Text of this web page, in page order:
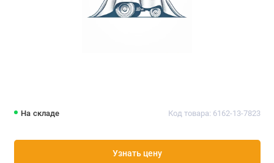
На складе Код товара: 6162-13-7823
Узнать цену